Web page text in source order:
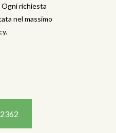
richiesta
nel massimo